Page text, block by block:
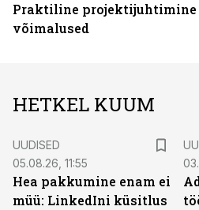
Praktiline projektijuhtimine
võimalused
HETKEL KUUM
UUDISED
05.08.26, 11:55
Hea pakkumine enam ei
müü: LinkedIni küsitlus